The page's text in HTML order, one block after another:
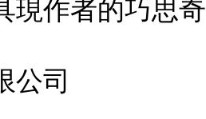
現作者的巧思奇
公司